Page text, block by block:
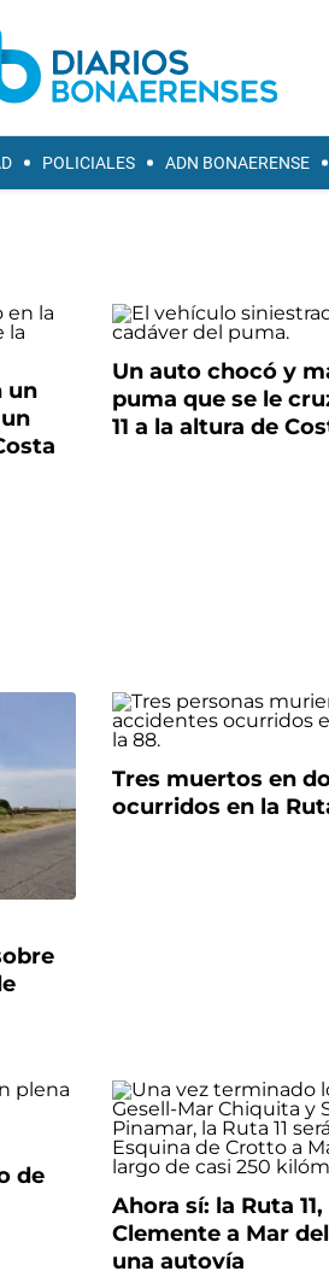
POLICIALES ADN BONAERENSE
un
Un auto chocó y
puma que se le
11 a la altura de
Tres muertos en
ocurridos en la
de
Ahora sí: la Ruta
Clemente a Mar
una autovía